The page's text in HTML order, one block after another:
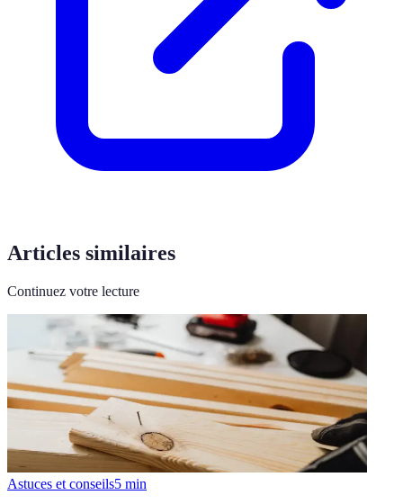
Articles similaires
Continuez votre lecture
Astuces et conseils5 min